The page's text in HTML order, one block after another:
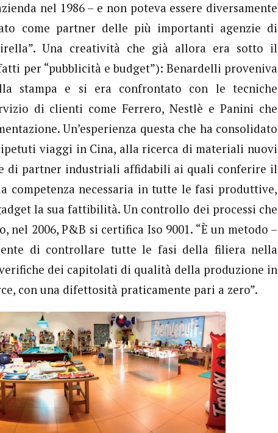
nel 1986 – e non poteva essere diversamente
come partner delle più importanti agenzie di
Una creatività che già allora era sotto il
per “pubblicità e budget”): Benardelli proveniva
stampa e si era confrontato con le tecniche
di clienti come Ferrero, Nestlè e Panini che
Un’esperienza questa che ha consolidato
viaggi in Cina, alla ricerca di materiali nuovi
di partner industriali affidabili ai quali conferire il
competenza necessaria in tutte le fasi produttive,
la sua fattibilità. Un controllo dei processi che
nel 2006, P&B si certifica Iso 9001. “È un metodo –
di controllare tutte le fasi della filiera nella
dei capitolati di qualità della produzione in
con una difettosità praticamente pari a zero”.